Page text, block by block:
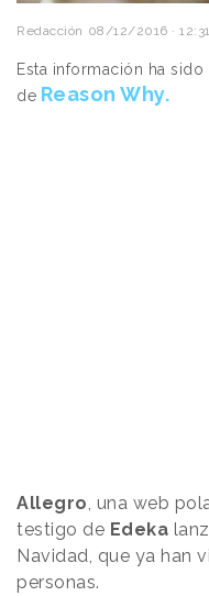
Redacción 08/12/2016 · 12:31
Esta información ha
de Reason Why.
Allegro, una web
testigo de Edeka
Navidad, que ya han
personas.